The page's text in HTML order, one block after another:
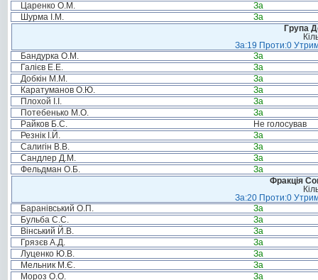
Царенко О.М.
За
Шурма І.М.
За
Група
За:19 Проти:0
Бандурка О.М.
За
Галієв Е.Е.
За
Добкін М.М.
За
Каратуманов О.Ю.
За
Плохой І.І.
За
Потебенько М.О.
За
Райков Б.С.
Не голосував
Резнік І.Й.
За
Салигін В.В.
За
Сандлер Д.М.
За
Фельдман О.Б.
За
Фракція
За:20 Проти:0
Баранівський О.П.
За
Бульба С.С.
За
Вінський Й.В.
За
Грязєв А.Д.
За
Луценко Ю.В.
За
Мельник М.Є.
За
Мороз О.О.
За